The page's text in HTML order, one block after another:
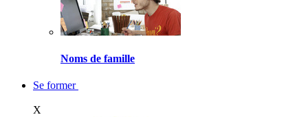
Noms de famille
Se former
X